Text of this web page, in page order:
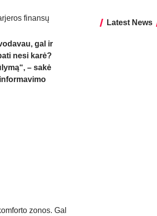
finansų
gal ir
nesi karė?
– sakė
zonos. Gal
Latest News